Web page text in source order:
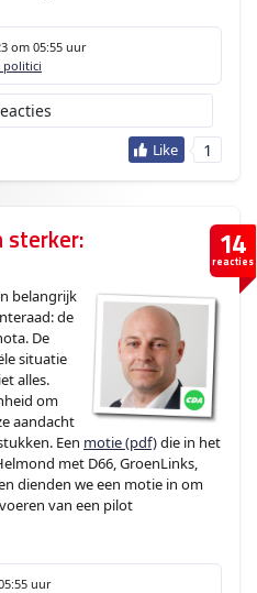
om 05:55 uur
politici
1
14
reacties
sterker:
belangrijk
de
De
situatie
alles.
om
aandacht
Een motie (pdf)die in het
met D66, GroenLinks,
dienden we een motie in om
van een pilot
uur